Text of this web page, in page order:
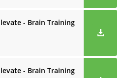
- Brain Training
- Brain Training